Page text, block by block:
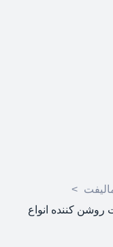
>
کننده انواع